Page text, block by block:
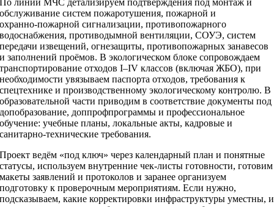
обслуживание систем пожаротушения, пожарной и
охранно‑пожарной сигнализации, противопожарного
водоснабжения, противодымной вентиляции, СОУЭ, систем
передачи извещений, огнезащиты, противопожарных занавесов
и заполнений проёмов. В экологическом блоке сопровождаем
транспортирование отходов I–IV классов (включая ЖБО), при
необходимости увязываем паспорта отходов, требования к
спецтехнике и производственному экологическому контролю. В
образовательной части приводим в соответствие документы под
допобразование, доппрофпрограммы и профессиональное
обучение: учебные планы, локальные акты, кадровые и
санитарно‑технические требования.
Проект ведём «под ключ» через календарный план и понятные
статусы, используем внутренние чек‑листы готовности, готовим
макеты заявлений и протоколов и заранее организуем
подготовку к проверочным мероприятиям. Если нужно,
подсказываем, какие корректировки инфраструктуры уместны, и